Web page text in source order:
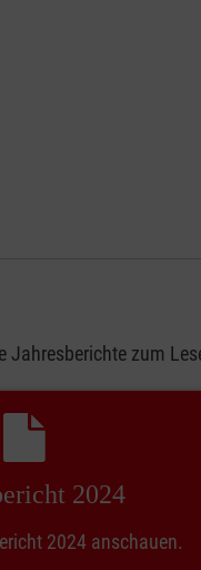
Jahresberichte zum
2024
2024 anschauen.